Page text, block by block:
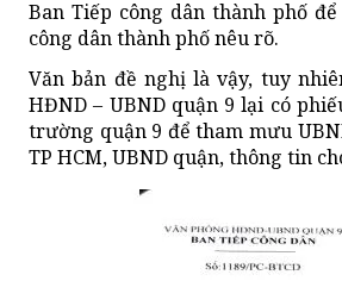
Ban Tiếp công dân thành phố
công dân thành phố nêu rõ.
Văn bản đề nghị là vậy, tuy
HĐND – UBND quận 9 lại có
trường quận 9 để tham mưu
TP HCM, UBND quận, thông tin